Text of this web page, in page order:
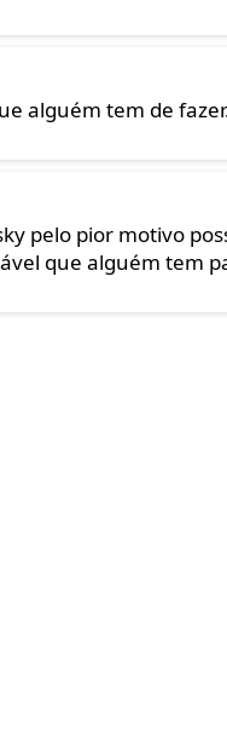
alguém tem de
pelo pior motivo
que alguém tem